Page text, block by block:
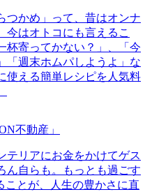
つかめ」って、昔はオンナ
今はオトコにも言えるこ
杯寄ってかない？」、「今
「週末ホムパしようよ」な
使える簡単レシピを人気料
不動産」
テリアにお金をかけてゲス
ん自らも。もっとも過ごす
ことが、人生の豊かさに直